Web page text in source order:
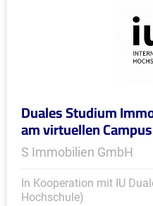
Duales Studium
am virtuellen
S Immobilien GmbH
In Kooperation mit IU
Hochschule)